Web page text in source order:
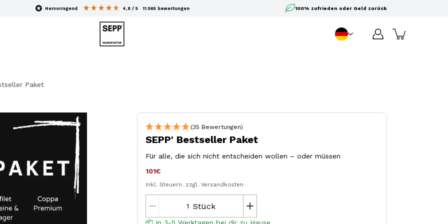
hervorragend 4,8/ 5 11.565 bewertungen 100% zufrieden oder Geld zurück
DE
Paket
(35 Bewertungen)
SEPP' Bestseller Paket
Für alle, die sich nicht entscheiden wollen – oder müssen
101€
Inkl. Steuern. zzgl. Versandkosten
Stück